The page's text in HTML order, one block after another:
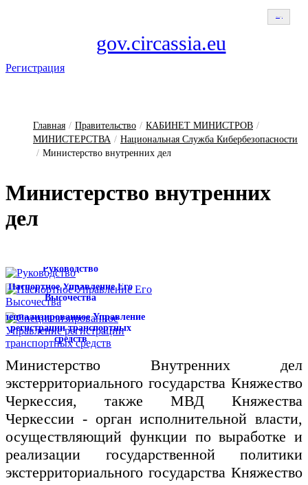
gov.circassia.eu
Регистрация
Главная / Правительство / КАБИНЕТ МИНИСТРОВ /
МИНИСТЕРСТВА / Национальная Служба Кибербезопасности
/ Министерство внутренних дел
Ми­нис­терс­тво внут­ренних
дел
Руководство
Паспортное Управление Его
Высочества
Управление
регистрации транспортных
средств
Министерство Внутренних дел
экстерриториального государства Княжество
Черкессия, также МВД Княжества
Черкессии - орган исполнительной власти,
осуществляющий функции по выработке и
реализации государственной политики
экстерриториального государства Княжество